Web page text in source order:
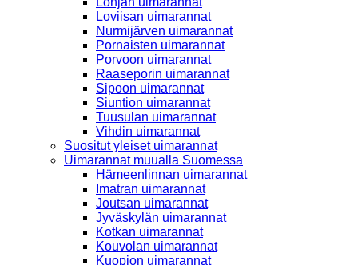
Loviisan uimarannat
Nurmijärven uimarannat
Pornaisten uimarannat
Porvoon uimarannat
Raaseporin uimarannat
Sipoon uimarannat
Siuntion uimarannat
Tuusulan uimarannat
Vihdin uimarannat
Suositut yleiset uimarannat
Uimarannat muualla Suomessa
Hämeenlinnan uimarannat
Imatran uimarannat
Joutsan uimarannat
Jyväskylän uimarannat
Kotkan uimarannat
Kouvolan uimarannat
Kuopion uimarannat